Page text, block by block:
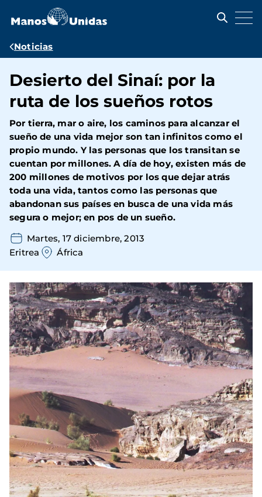
contenido
Ruta
navegación
Noticias
Desierto del Sinaí: por la
ruta de los sueños rotos
Por tierra, mar o aire, los caminos para alcanzar el
sueño de una vida mejor son tan infinitos como el
propio mundo. Y las personas que los transitan se
cuentan por millones. A día de hoy, existen más de
200 millones de motivos por los que dejar atrás
toda una vida, tantos como las personas que
abandonan sus países en busca de una vida más
segura o mejor; en pos de un sueño.
Martes, 17 diciembre, 2013
Eritrea
África